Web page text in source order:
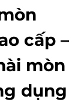
cấp –
mòn
dụng